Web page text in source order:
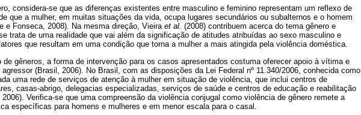
considera-se que as diferenças existentes entre masculino e feminino representam um reflexo de
que a mulher, em muitas situações da vida, ocupa lugares secundários ou subalternos e o homem
e Fonseca, 2008). Na mesma direção, Vieira et al. (2008) contribuem acerca do tema gênero e
trata de uma realidade que vai além da significação de atitudes atribuídas ao sexo masculino e
que resultam em uma condição que torna a mulher a mais atingida pela violência doméstica.
de gêneros, a forma de intervenção para os casos apresentados costuma oferecer apoio à vítima e
(Brasil, 2006). No Brasil, com as disposições da Lei Federal nº 11.340/2006, conhecida como
uma rede de serviços de atenção à mulher em situação de violência, que inclui centros de
casas-abrigo, delegacias especializadas, serviços de saúde e centros de educação e reabilitação
Verifica-se que uma compreensão da violência conjugal como violência de gênero remete a
específicas para homens e mulheres e em menor escala para o casal.